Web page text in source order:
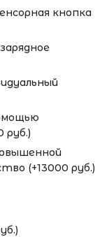
кнопка
руб.)
(+13000 руб.)